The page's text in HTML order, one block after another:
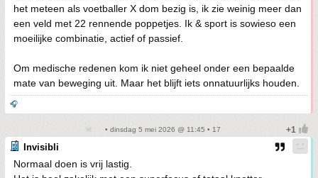
het meteen als voetballer X dom bezig is, ik zie weinig meer dan
een veld met 22 rennende poppetjes. Ik & sport is sowieso een
moeilijke combinatie, actief of passief.
Om medische redenen kom ik niet geheel onder een bepaalde
mate van beweging uit. Maar het blijft iets onnatuurlijks houden.
🎧
• dinsdag 5 mei 2026 @ 11:45 • 17
Invisibli
Normaal doen is vrij lastig.